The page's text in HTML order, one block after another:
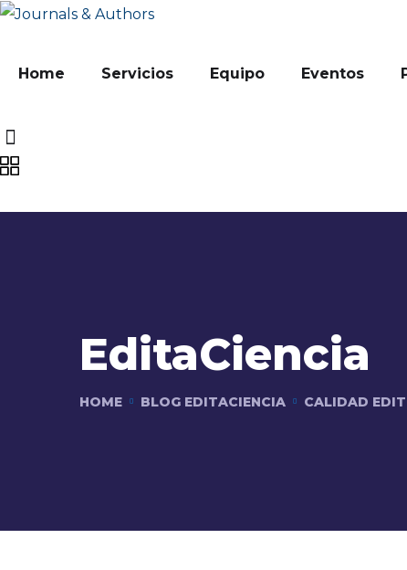
Home Servicios Equipo Eventos
EditaCiencia
HOME BLOG EDITACIENCIA CALIDAD